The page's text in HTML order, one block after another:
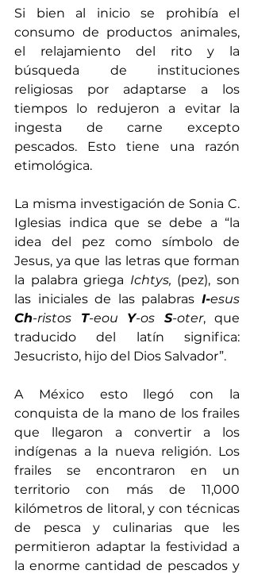
Si bien al inicio se prohibía el
consumo de productos animales,
el relajamiento del rito y la
búsqueda de instituciones
religiosas por adaptarse a los
tiempos lo redujeron a evitar la
ingesta de carne excepto
pescados. Esto tiene una razón
etimológica.
La misma investigación de Sonia C.
Iglesias indica que se debe a “la
idea del pez como símbolo de
Jesus, ya que las letras que forman
la palabra griega Ichtys, (pez), son
las iniciales de las palabras I-
Ch-ristos T-eou Y-os S-oter, que
traducido del latín significa:
Jesucristo, hijo del Dios Salvador”.
A México esto llegó con la
conquista de la mano de los frailes
que llegaron a convertir a los
indígenas a la nueva religión. Los
frailes se encontraron en un
territorio con más de 11,000
kilómetros de litoral, y con técnicas
de pesca y culinarias que les
permitieron adaptar la festividad a
la enorme cantidad de pescados y